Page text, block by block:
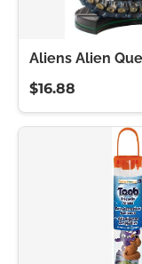
Aliens Alien
$16.88